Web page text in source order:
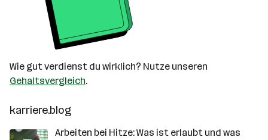
Wie gut verdienst du wirklich? Nutze unseren
Gehaltsvergleich.
karriere.blog
Arbeiten bei Hitze: Was ist erlaubt und was